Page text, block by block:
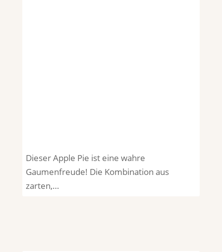
Dieser Apple Pie ist eine wahre
Gaumenfreude! Die Kombination aus
zarten,…